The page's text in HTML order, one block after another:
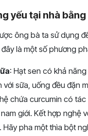
yếu tại nhà
ông bà ta sử dụng
là một số phương
: Hạt sen có khả
với sữa, uống đều đặn
chứa curcumin có
giới. Kết hợp
Hãy pha một thìa bột